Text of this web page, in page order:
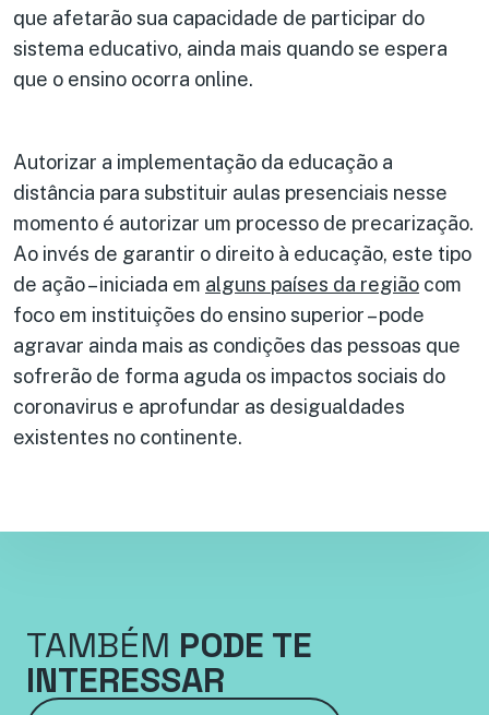
que afetarão sua capacidade de participar do
sistema educativo, ainda mais quando se espera
que o ensino ocorra online.
Autorizar a implementação da educação a
distância para substituir aulas presenciais nesse
momento é autorizar um processo de precarização.
Ao invés de garantir o direito à educação, este tipo
de ação – iniciada em alguns países da região com
foco em instituições do ensino superior – pode
agravar ainda mais as condições das pessoas que
sofrerão de forma aguda os impactos sociais do
coronavirus e aprofundar as desigualdades
existentes no continente.
TAMBÉM PODE TE
INTERESSAR